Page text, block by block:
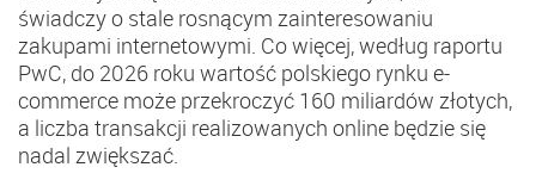
świadczy o stale rosnącym zainteresowaniu
zakupami internetowymi. Co więcej, według raportu
PwC, do 2026 roku wartość polskiego rynku e-
commerce może przekroczyć 160 miliardów złotych,
a liczba transakcji realizowanych online będzie się
nadal zwiększać​.